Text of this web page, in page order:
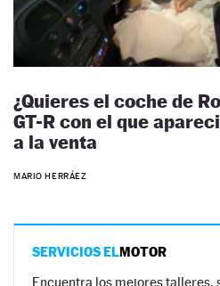
¿Quieres el coche de
GT-R con el que
a la venta
MARIO HERRÁEZ
SERVICIOS ELMOTOR
Encuentra los mejores talleres,